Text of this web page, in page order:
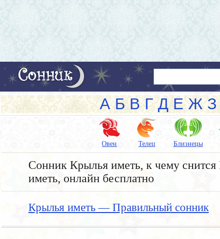
А Б В Г Д Е Ж З
Овен Телец Близнецы
Сонник Крылья иметь, к чему
иметь, онлайн бесплатно
Крылья иметь — Правильный сонник